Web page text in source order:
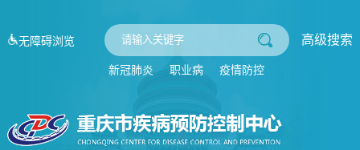
无障碍浏览 高级搜索
新冠肺炎 职业病 疫情防控